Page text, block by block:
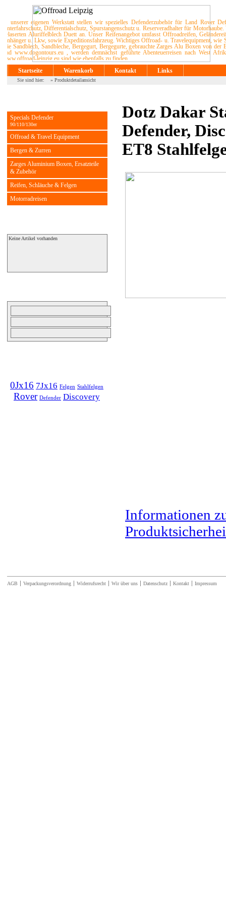
In unserer eigenen Werkstatt stellen wir spezielles Defenderzubehör für Land Rover
Unterfahrschutz, Differentialschutz, Spurstangenschutz u. Reserveradhalter für
gelaserten Aluriffelblech Duett an. Unser Reifenangebot umfasst Offroadreifen,
Anhänger u. Lkw, sowie Expeditionsfahrzeug. Wichtiges Offroad- u. Travelequipment,
wie Sandblech, Sandbleche, Bergegurt, Bergegurte, gebrauchte Zarges Alu Boxen von
und www.dogontours.eu , werden demnächst geführte Abenteuerreisen nach West
www.offroad-leipzig.eu sind wie ebenfalls zu finden.
Startseite
Warenkorb Kontakt Links
Sie sind hier: » Produktdetailansicht
Specials Defender
90/110/130er
Offroad & Travel Equipment
Bergen & Zurren
Zarges Aluminium Boxen, Ersatzteile
& Zubehör
Reifen, Schläuche & Felgen
Motorradreisen
Keine Artikel vorhanden
0Jx16 7Jx16 Felgen Stahlfelgen
Rover Defender Discovery
Dotz Dakar
Defender,
ET8
Informationen
AGB Verpackungsverordnung Widerrufsrecht Wir über uns Datenschutz Kontakt Impressum